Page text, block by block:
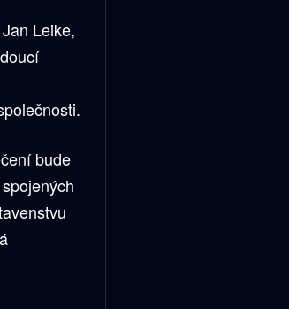
Leike,
bude